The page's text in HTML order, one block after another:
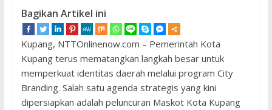
Bagikan Artikel ini
Kupang, NTTOnlinenow.com – Pemerintah Kota
Kupang terus mematangkan langkah besar untuk
memperkuat identitas daerah melalui program City
Branding. Salah satu agenda strategis yang kini
dipersiapkan adalah peluncuran Maskot Kota Kupang